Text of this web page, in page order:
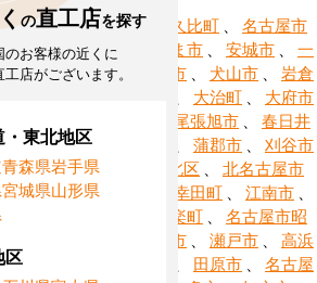
愛西市、 阿久比町
名古屋市
熱田区
あま市 安城市
一
宮市、 稲沢市 犬山市
岩倉
大治町
大府市
尾張旭市
春日井
市
蒲郡市
刈谷市
、 名古屋市北区
北名古屋市
、
幸田町 江南市
設楽町
名古屋市昭
新城市 瀬戸市
高浜
田原市
名古屋
の直工店を探す
のお客様の近くに
店がございます。
・東北地区
青森県岩手県
宮城県山形県
区